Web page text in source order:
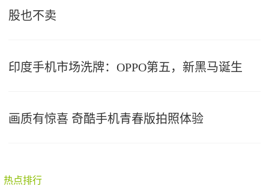
股也不卖
印度手机市场洗牌：OPPO第五，新黑马诞生
画质有惊喜 奇酷手机青春版拍照体验
热点排行